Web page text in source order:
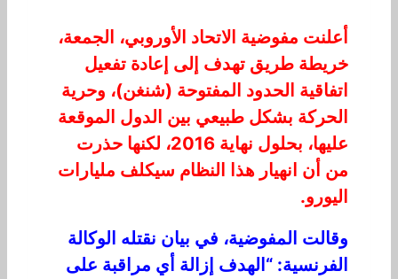
أعلنت مفوضية الاتحاد الأوروبي، الجمعة،
خريطة طريق تهدف إلى إعادة تفعيل
اتفاقية الحدود المفتوحة (شنغن)، وحرية
الحركة بشكل طبيعي بين الدول الموقعة
عليها، بحلول نهاية 2016، لكنها حذرت
من أن انهيار هذا النظام سيكلف مليارات
اليورو.
وقالت المفوضية، في بيان نقتله الوكالة
الفرنسية: “الهدف إزالة أي مراقبة على